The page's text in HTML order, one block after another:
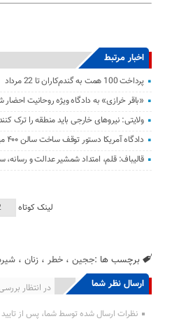
اخبار مرتبط
پرداخت 100 همت به گندم‌کاران تا 22 مرداد
«باقر خرازی» به دادگاه ویژه روحانیت احضار
ولایتی: نیرو‌های خارجی باید منطقه را ترک
دادگاه آمریکا دستور توقف ساخت سالن ۴۰۰ میلیون دلاری ترامپ را صادر کرد
قالیباف: قلم، امتداد شمشیر عدالت و
لینک کوتاه
برچسب ها :ججین ،خطر ،زنان ،
ارسال نظر شما در انتظار بررسی انتشار یافته : 0
نظرات ارسال شده توسط شما، پس از